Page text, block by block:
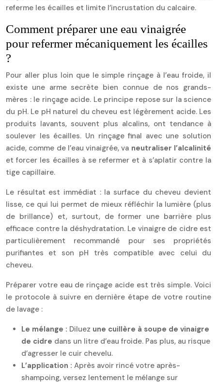
referme les écailles et limite l’incrustation du calcaire.
Comment préparer une eau vinaigrée
pour refermer mécaniquement les écailles
?
Pour aller plus loin que le simple rinçage à l’eau froide, il
existe une arme secrète bien connue de nos grands-
mères : le rinçage acide. Le principe repose sur la science
du pH. Le pH naturel du cheveu est légèrement acide. Les
produits lavants, souvent plus alcalins, ont tendance à
soulever les écailles. Un rinçage final avec une solution
acide, comme de l’eau vinaigrée, va neutraliser l’alcalinité
et forcer les écailles à se refermer et à s’aplatir contre la
tige capillaire.
Le résultat est immédiat : la surface du cheveu devient
lisse, ce qui lui permet de mieux réfléchir la lumière (plus
de brillance) et, surtout, de former une barrière plus
efficace contre la déshydratation. Le vinaigre de cidre est
particulièrement recommandé pour ses propriétés
purifiantes et son pH très compatible avec celui du
cheveu.
Préparer votre eau de rinçage acide est très simple. Voici
le protocole à suivre en dernière étape de votre routine
de lavage :
Le mélange : Diluez une cuillère à soupe de vinaigre
de cidre dans un litre d’eau froide. Pas plus, au risque
d’agresser le cuir chevelu.
L’application : Après avoir rincé votre après-
shampoing, versez lentement le mélange sur